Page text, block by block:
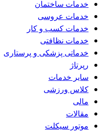
خدمات ساختمان
خدمات عروسی
خدمات کسب و کار
خدمات نظافتی
خدماتی پزشکی و پرستاری
رپرتاژ
سایر خدمات
کلاس ورزشی
مالی
مقالات
موتور سیکلت